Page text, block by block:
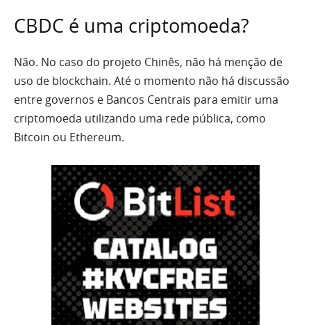
CBDC é uma criptomoeda?
Não. No caso do projeto Chinês, não há menção de
uso de blockchain. Até o momento não há discussão
entre governos e Bancos Centrais para emitir uma
criptomoeda utilizando uma rede pública, como
Bitcoin ou Ethereum.